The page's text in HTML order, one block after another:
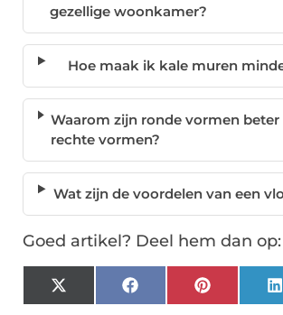
gezellige woonkamer?
Hoe maak ik kale muren
Waarom zijn ronde vormen beter
rechte vormen?
Wat zijn de voordelen van een
Goed artikel? Deel hem dan op:
X
(Twitter)
FacebookPinterest